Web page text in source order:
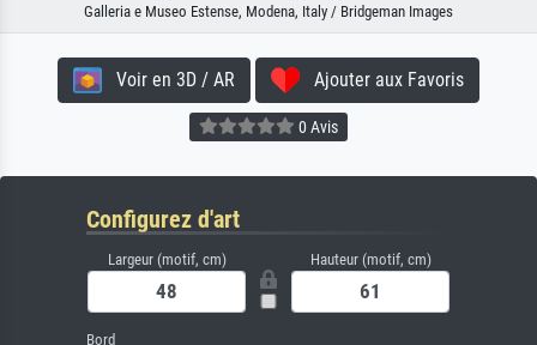
Galleria e Museo Estense, Modena, Italy / Bridgeman Images
Voir en 3D / AR Ajouter aux Favoris
0 Avis
Configurez d'art
Largeur (motif, cm) Hauteur (motif, cm)
Bord